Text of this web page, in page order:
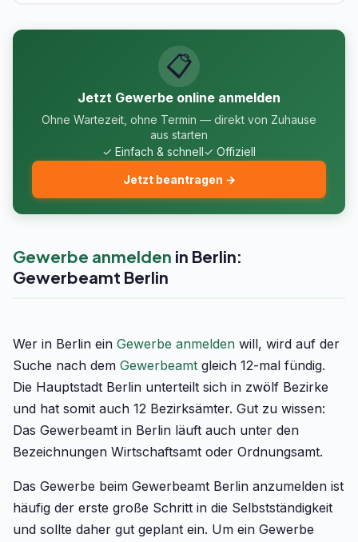
📋
Jetzt Gewerbe online anmelden
Ohne Wartezeit, ohne Termin — direkt von Zuhause
aus starten
✓ Einfach & schnell✓ Offiziell
Jetzt beantragen →
Gewerbe anmelden in Berlin:
Gewerbeamt Berlin
Wer in Berlin ein Gewerbe anmelden will, wird auf der
Suche nach dem Gewerbeamt gleich 12-mal fündig.
Die Hauptstadt Berlin unterteilt sich in zwölf Bezirke
und hat somit auch 12 Bezirksämter. Gut zu wissen:
Das Gewerbeamt in Berlin läuft auch unter den
Bezeichnungen Wirtschaftsamt oder Ordnungsamt.
Das Gewerbe beim Gewerbeamt Berlin anzumelden ist
häufig der erste große Schritt in die Selbstständigkeit
und sollte daher gut geplant ein. Um ein Gewerbe